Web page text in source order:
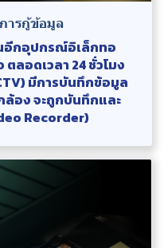
ารกู้ข้อมูล
อีกอุปกรณ์อิเล็กทอ
ลอดเวลา 24 ชั่วโมง
มีการบันทึกข้อมูล
อง จะถูกบันทึกและ
Recorder)